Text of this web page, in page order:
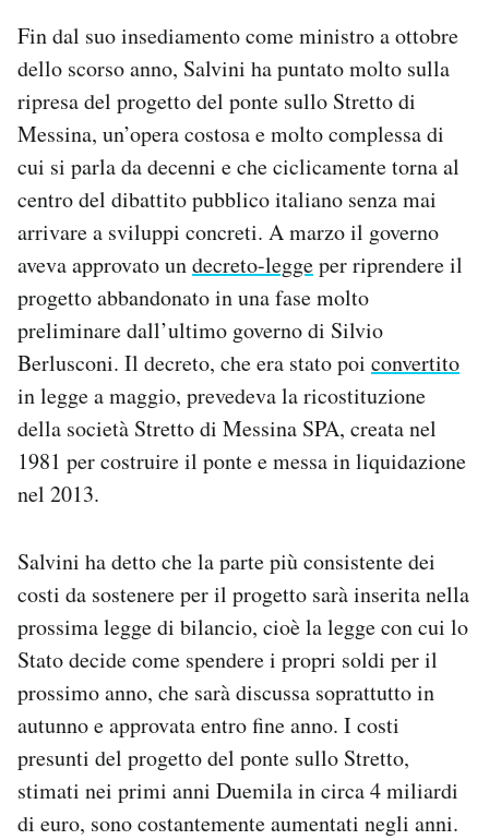
Fin dal suo insediamento come ministro a ottobre
dello scorso anno, Salvini ha puntato molto sulla
ripresa del progetto del ponte sullo Stretto di
Messina, un’opera costosa e molto complessa di
cui si parla da decenni e che ciclicamente torna al
centro del dibattito pubblico italiano senza mai
arrivare a sviluppi concreti. A marzo il governo
aveva approvato undecreto-leggeper riprendere il
progetto abbandonato in una fase molto
preliminare dall’ultimo governo di Silvio
Berlusconi. Il decreto, che era stato poi convertito
in legge a maggio, prevedeva la ricostituzione
della società Stretto di Messina SPA, creata nel
1981 per costruire il ponte e messa in liquidazione
nel 2013.
Salvini ha detto che la parte più consistente dei
costi da sostenere per il progetto sarà inserita nella
prossima legge di bilancio, cioè la legge con cui lo
Stato decide come spendere i propri soldi per il
prossimo anno, che sarà discussa soprattutto in
autunno e approvata entro fine anno. I costi
presunti del progetto del ponte sullo Stretto,
stimati nei primi anni Duemila in circa 4 miliardi
di euro, sono costantemente aumentati negli anni.